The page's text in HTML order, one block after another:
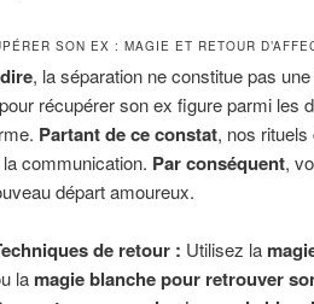
SON EX : MAGIE ET RETOUR
, la séparation ne constitue pas
récupérer son ex figure parmi les
Partant de ce constat, nos rituels
communication. Par conséquent,
départ amoureux.
de retour : Utilisez la
la magie blanche pour retrouver